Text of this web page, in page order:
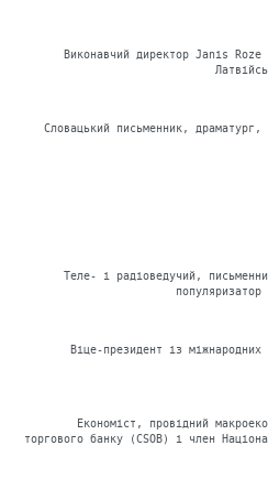
Виконавчий директор Janis
Словацький письменник,
Теле- і радіоведучий,
Віце-президент із
Економіст, провідний
торгового банку (CSOB) і член